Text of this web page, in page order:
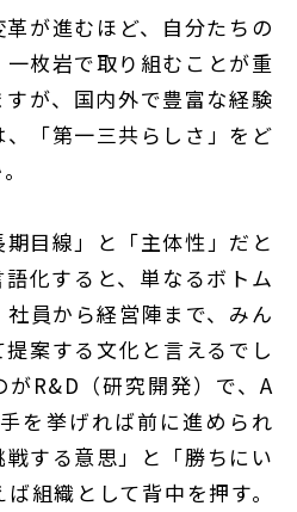
革が進むほど、自分たちの
一枚岩で取り組むことが重
が、国内外で豊富な経験
「第一三共らしさ」をど
期目線」と「主体性」だと
化すると、単なるボトム
員から経営陣まで、みん
案する文化と言えるでし
がR&D（研究開発）で、A
を挙げれば前に進められ
する意思」と「勝ちにい
組織として背中を押す。